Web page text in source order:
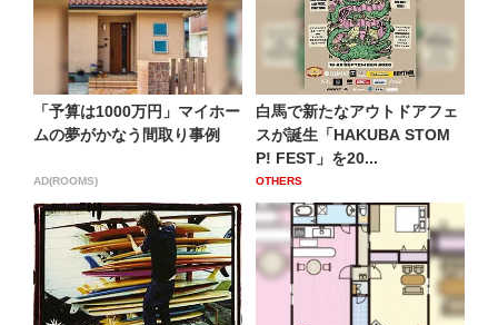
「予算は1000万円」マイホー
ムの夢がかなう間取り事例
AD(ROOMS)
白馬で新たなアウトドアフェ
スが誕生「HAKUBA STOM
P! FEST」を20...
OTHERS